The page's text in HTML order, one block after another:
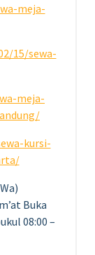
meja-
15/sewa-
meja-
kursi-
Buka
08:00 –